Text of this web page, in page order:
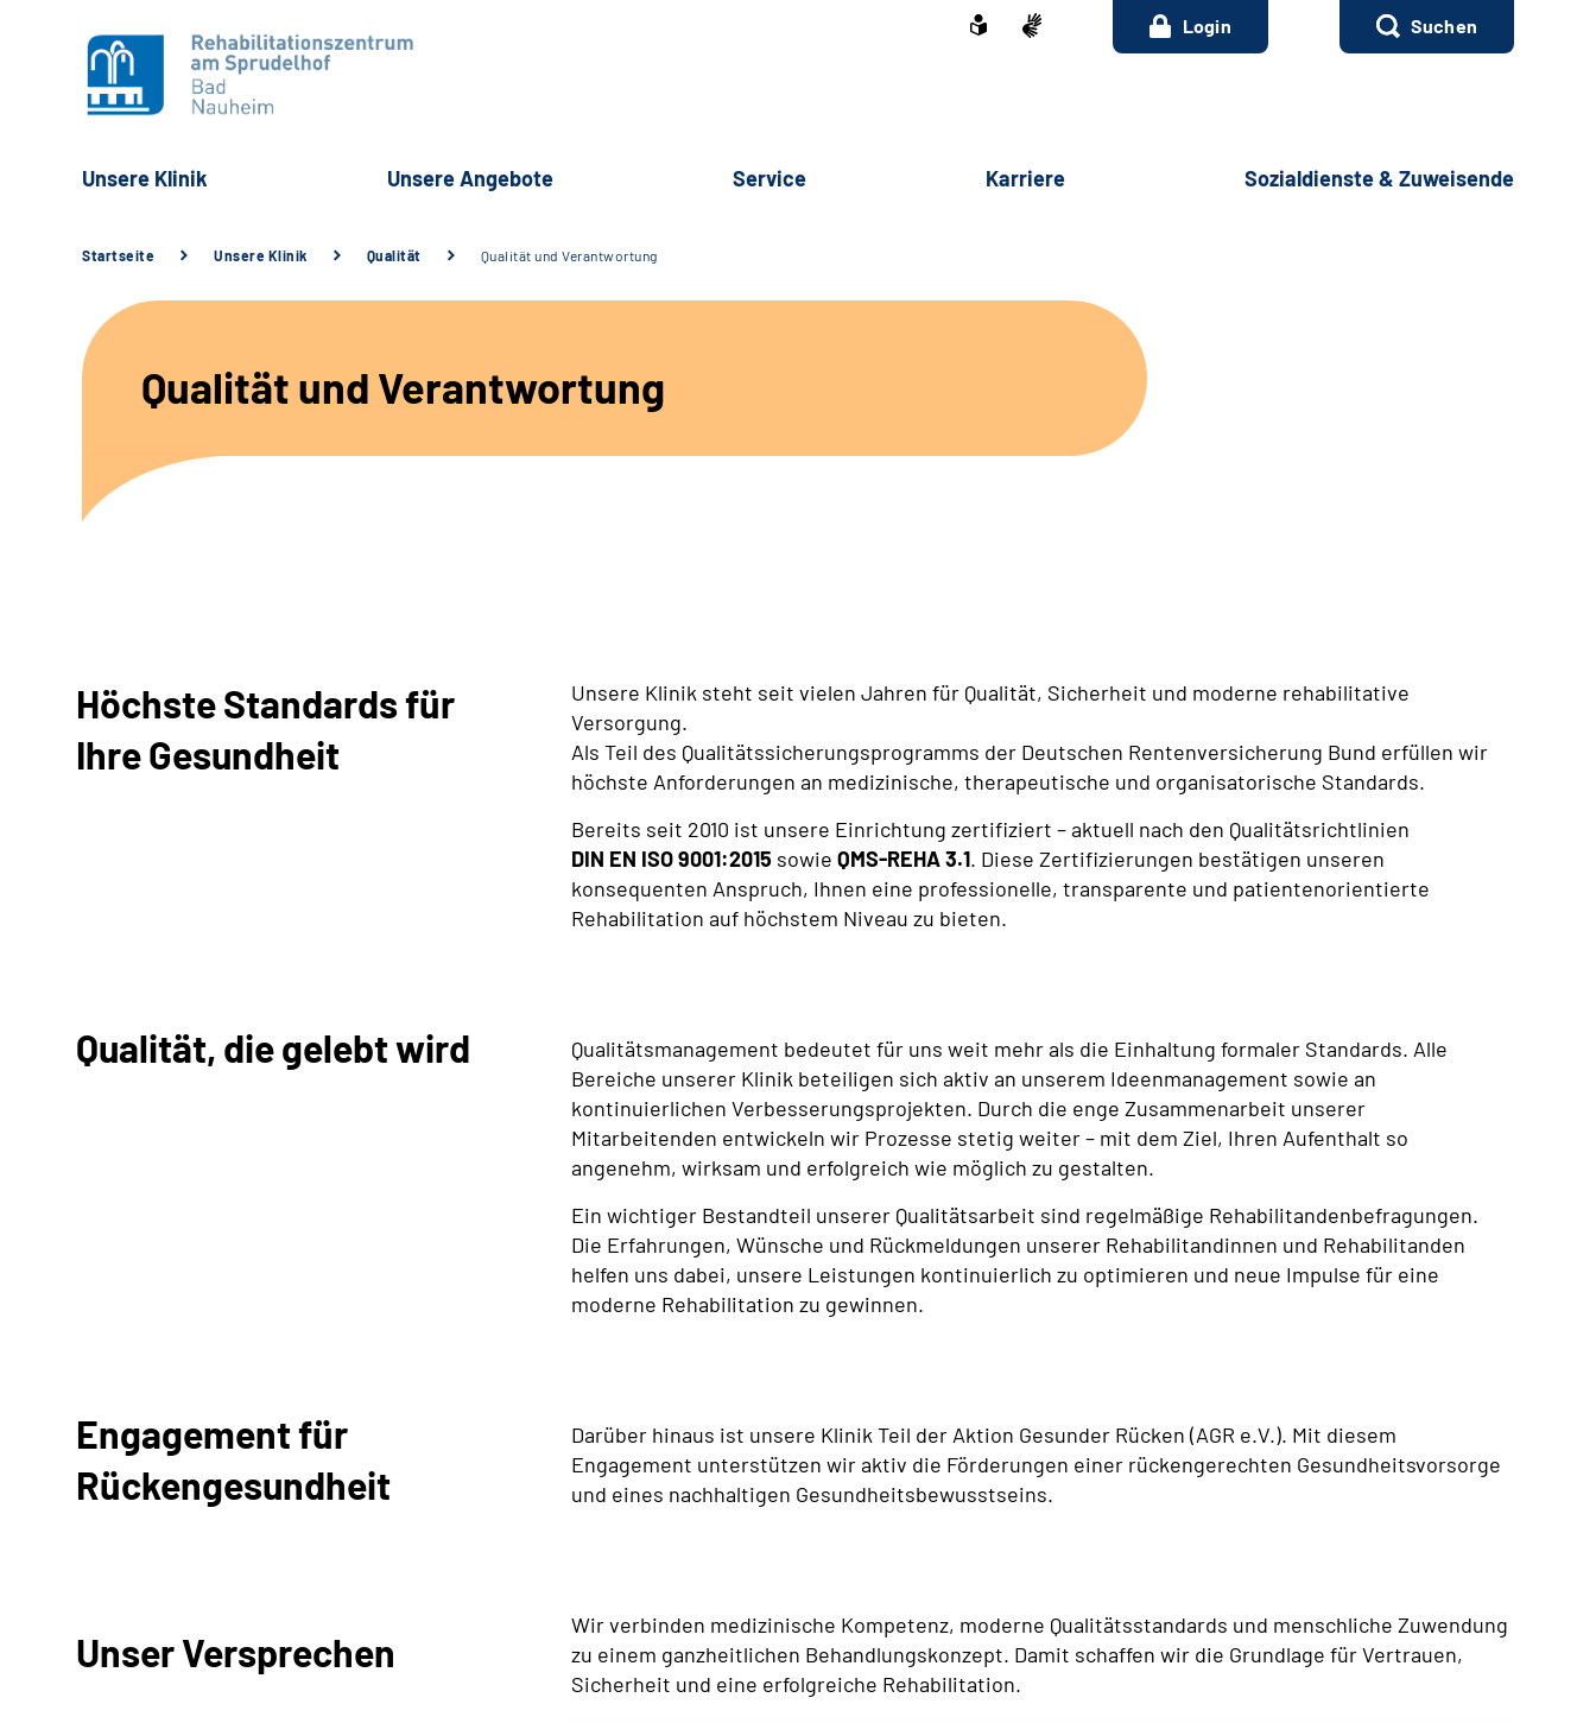
Login Suchen
Unsere Klinik Unsere Angebote Service Karriere Sozialdienste & Zuweisende
Startseite Unsere Klinik Qualität Qualität und Verantwortung
Qualität und Verantwortung
Höchste Standards für
Ihre Gesundheit
Unsere Klinik steht seit vielen Jahren für Qualität, Sicherheit und moderne rehabilitative
Versorgung.
Als Teil des Qualitätssicherungsprogramms der Deutschen Rentenversicherung Bund erfüllen wir
höchste Anforderungen an medizinische, therapeutische und organisatorische Standards.
Bereits seit 2010 ist unsere Einrichtung zertifiziert – aktuell nach den Qualitätsrichtlinien
DIN EN ISO 9001:2015 sowie QMS-REHA 3.1. Diese Zertifizierungen bestätigen unseren
konsequenten Anspruch, Ihnen eine professionelle, transparente und patientenorientierte
Rehabilitation auf höchstem Niveau zu bieten.
Qualität, die gelebt wird
Qualitätsmanagement bedeutet für uns weit mehr als die Einhaltung formaler Standards. Alle
Bereiche unserer Klinik beteiligen sich aktiv an unserem Ideenmanagement sowie an
kontinuierlichen Verbesserungsprojekten. Durch die enge Zusammenarbeit unserer
Mitarbeitenden entwickeln wir Prozesse stetig weiter – mit dem Ziel, Ihren Aufenthalt so
angenehm, wirksam und erfolgreich wie möglich zu gestalten.
Ein wichtiger Bestandteil unserer Qualitätsarbeit sind regelmäßige Rehabilitandenbefragungen.
Die Erfahrungen, Wünsche und Rückmeldungen unserer Rehabilitandinnen und Rehabilitanden
helfen uns dabei, unsere Leistungen kontinuierlich zu optimieren und neue Impulse für eine
moderne Rehabilitation zu gewinnen.
Engagement für
Rückengesundheit
Darüber hinaus ist unsere Klinik Teil der Aktion Gesunder Rücken (AGR e.V.). Mit diesem
Engagement unterstützen wir aktiv die Förderungen einer rückengerechten Gesundheitsvorsorge
und eines nachhaltigen Gesundheitsbewusstseins.
Unser Versprechen
Wir verbinden medizinische Kompetenz, moderne Qualitätsstandards und menschliche Zuwendung
zu einem ganzheitlichen Behandlungskonzept. Damit schaffen wir die Grundlage für Vertrauen,
Sicherheit und eine erfolgreiche Rehabilitation.